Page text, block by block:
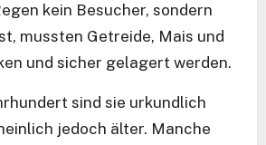
kein Besucher, sondern
mussten Getreide, Mais und
und sicher gelagert werden.
sind sie urkundlich
jedoch älter. Manche